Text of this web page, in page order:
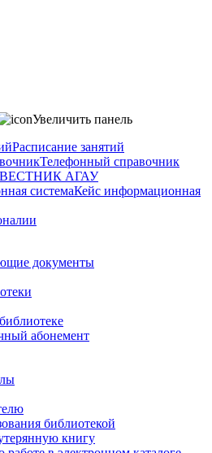
Увеличить панель
Расписание занятий
Телефонный справочник
ВЕСТНИК АГАУ
Кейс информационная
документы
абонемент
библиотекой
книгу